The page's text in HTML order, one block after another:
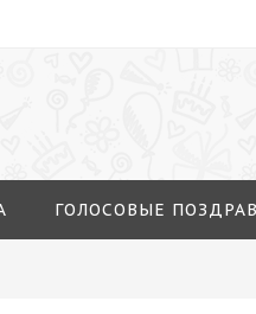
ГОЛОСОВЫЕ